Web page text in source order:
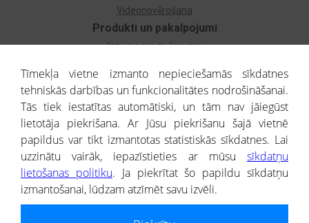
Produkti un pakalpojumi
Izziņa par uzņēmumu
Dzimtas koks
Uzņēmumu atlase
Monitorings
Kredītizziņa par ārvalstu uzņēmumiem
Videonovērošana
® CREDITREFORM Latvija
SIA
Tīmekļa vietne izmanto nepieciešamās sīkdatnes
tehniskās darbības un funkcionalitātes nodrošināšanai.
Tās tiek iestatītas automātiski, un tām nav jāiegūst
lietotāja piekrišana. Ar Jūsu piekrišanu šajā vietnē
papildus var tikt izmantotas statistiskās sīkdatnes. Lai
uzzinātu vairāk, iepazīstieties ar mūsu sīkdatņu
lietošanas politiku. Ja piekrītat šo papildu sīkdatņu
izmantošanai, lūdzam atzīmēt savu izvēli.